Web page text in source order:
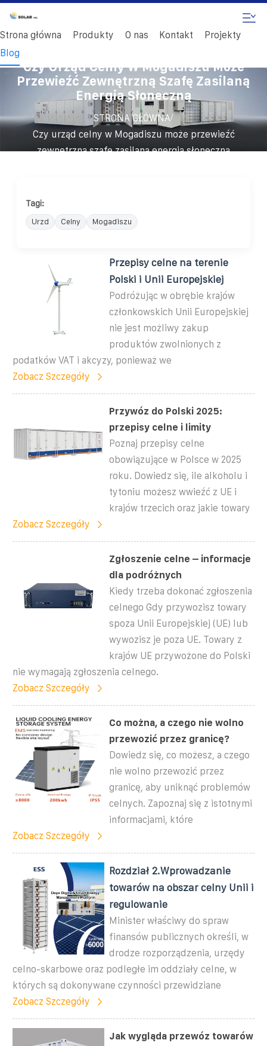
Strona główna Produkty O nas Kontakt
Projekty
Blog
Czy Urząd Celny W Mogadiszu Może
Przewieźć Zewnętrzną Szafę Zasilaną
Energią Słoneczną
STRONA GŁÓWNA/
Czy urząd celny w Mogadiszu może przewieźć
zewnętrzną szafę zasilaną energią słoneczną
Tagi:
Urzd Celny Mogadiszu
Przepisy celne na terenie
Polski i Unii Europejskiej
Podróżując w obrębie krajów
członkowskich Unii Europejskiej
nie jest możliwy zakup
produktów zwolnionych z
podatków VAT i akcyzy, ponieważ we
Zobacz Szczegóły
Przywóz do Polski 2025:
przepisy celne i limity
Poznaj przepisy celne
obowiązujące w Polsce w 2025
roku. Dowiedz się, ile alkoholu i
tytoniu możesz wwieźć z UE i
krajów trzecich oraz jakie towary
Zobacz Szczegóły
Zgłoszenie celne – informacje
dla podróżnych
Kiedy trzeba dokonać zgłoszenia
celnego Gdy przywozisz towary
spoza Unii Europejskiej (UE) lub
wywozisz je poza UE. Towary z
krajów UE przywożone do Polski
nie wymagają zgłoszenia celnego.
Zobacz Szczegóły
Co można, a czego nie wolno
przewozić przez granicę?
Dowiedz się, co możesz, a czego
nie wolno przewozić przez
granicę, aby uniknąć problemów
celnych. Zapoznaj się z istotnymi
informacjami, które
Zobacz Szczegóły
Rozdział 2.Wprowadzanie
towarów na obszar celny Unii i
regulowanie
Minister właściwy do spraw
finansów publicznych określi, w
drodze rozporządzenia, urzędy
celno-skarbowe oraz podległe im oddziały celne, w
których są dokonywane czynności przewidziane
Zobacz Szczegóły
Jak wygląda przewóz towarów